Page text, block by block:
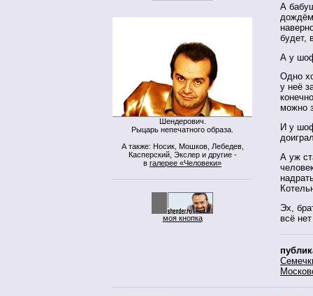
Шендерович.
Рыцарь непечатного образа.
А также: Носик, Мошков, Лебедев,
Касперский, Экслер и другие -
в галерее «Человеки»
моя кнопка
А
будет,
А у
Одно
у неё
можно
И у
А уж
Эх,
всё